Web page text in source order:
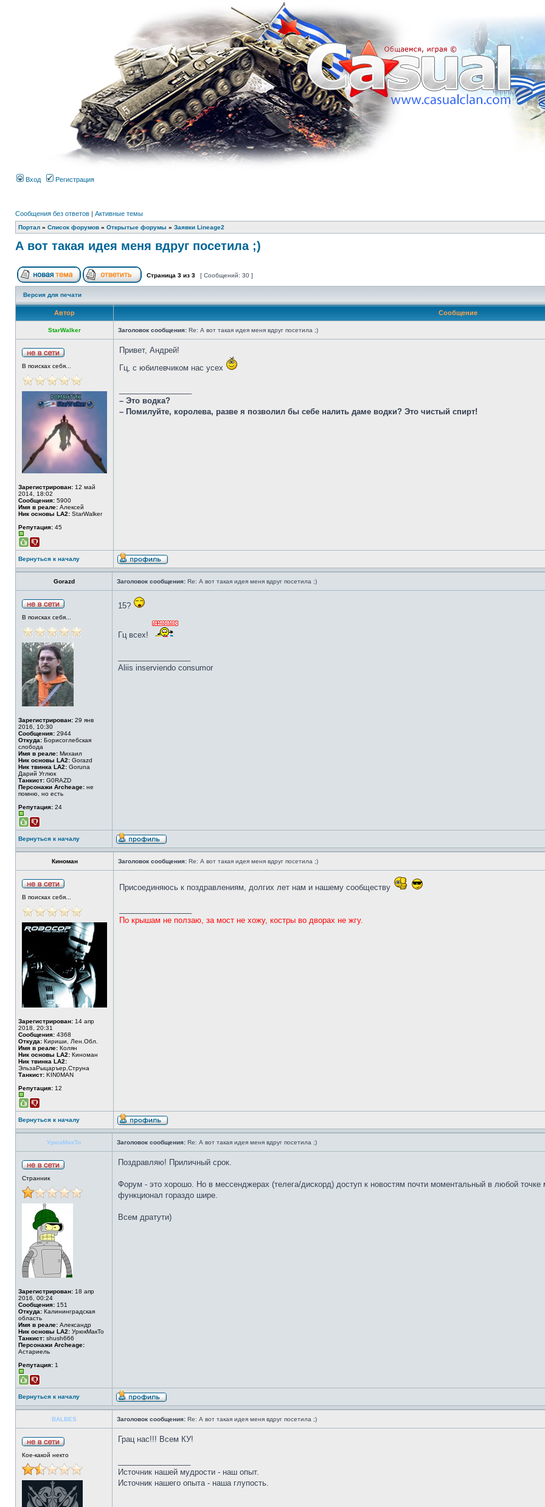
Вход Регистрация
Сообщения без ответов | Активные темы
Портал » Список форумов » Открытые форумы » Заявки Lineage2
А вот такая идея меня вдруг посетила ;)
Страница 3 из 3 [ Сообщений: 30 ]
Версия для печати
Автор Сообщение
StarWalker Заголовок сообщения: Re: А вот такая идея меня вдруг посетила ;)
В поисках себя...
Зарегистрирован: 12 май
2014, 18:02
Сообщения: 5900
Имя в реале: Алексей
Ник основы LA2: StarWalker
Репутация: 45
Привет, Андрей!
Гц, с юбилевчиком нас усех
– Это водка?
– Помилуйте, королева, разве я позволил бы себе налить даме водки? Это чистый спирт!
Вернуться к началу
Gorazd Заголовок сообщения: Re: А вот такая идея меня вдруг посетила ;)
В поисках себя...
Зарегистрирован: 29 янв
2016, 10:30
Сообщения: 2944
Откуда: Борисоглебская
слобода
Имя в реале: Михаил
Ник основы LA2: Gorazd
Ник твинка LA2: Goruna
Дарий Углюк
Танкист: G0RAZD
Персонажи Archeage: не
помню, но есть
Репутация: 24
15?
Гц всех!
Aliis inserviendo consumor
Вернуться к началу
Киноман Заголовок сообщения: Re: А вот такая идея меня вдруг посетила ;)
В поисках себя...
Зарегистрирован: 14 апр
2018, 20:31
Сообщения: 4368
Откуда: Кириши, Лен.Обл.
Имя в реале: Колян
Ник основы LA2: Киноман
Ник твинка LA2:
ЭльзаРыцаръер,Струна
Танкист: KIN0MAN
Репутация: 12
Присоединяюсь к поздравлениям, долгих лет нам и нашему сообществу
По крышам не ползаю, за мост не хожу, костры во дворах не жгу.
Вернуться к началу
УрюкМакТо Заголовок сообщения: Re: А вот такая идея меня вдруг посетила ;)
Странник
Зарегистрирован: 18 апр
2016, 00:24
Сообщения: 151
Откуда: Калининградская
область
Имя в реале: Александр
Ник основы LA2: УрюкМакТо
Танкист: shush666
Персонажи Archeage:
Астариель
Репутация: 1
Поздравляю! Приличный срок.
Форум - это хорошо. Но в мессенджерах (телега/дискорд) доступ к новостям почти моментальный в любой
функционал гораздо шире.
Всем дратути)
Вернуться к началу
BALBES Заголовок сообщения: Re: А вот такая идея меня вдруг посетила ;)
Кое-какой некто
Грац нас!!! Всем КУ!
Источник нашей мудрости - наш опыт.
Источник нашего опыта - наша глупость.